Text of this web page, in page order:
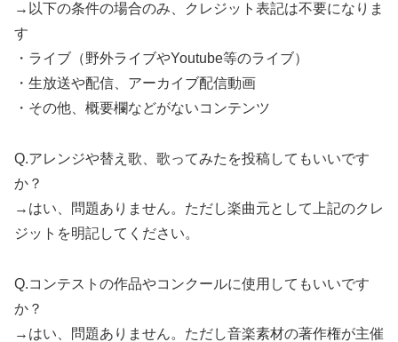
→以下の条件の場合のみ、クレジット表記は不要になりま
す
・ライブ（野外ライブやYoutube等のライブ）
・生放送や配信、アーカイブ配信動画
・その他、概要欄などがないコンテンツ
Q.アレンジや替え歌、歌ってみたを投稿してもいいです
か？
→はい、問題ありません。ただし楽曲元として上記のクレ
ジットを明記してください。
Q.コンテストの作品やコンクールに使用してもいいです
か？
→はい、問題ありません。ただし音楽素材の著作権が主催